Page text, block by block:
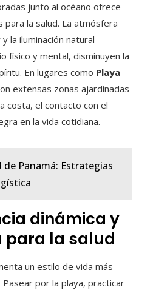
junto al océano ofrece
la salud. La atmósfera
la iluminación natural
físico y mental, disminuyen la
En lugares como Playa
extensas zonas ajardinadas
costa, el contacto con el
en la vida cotidiana.
de Panamá: Estrategias
dinámica y
para la salud
un estilo de vida más
por la playa, practicar